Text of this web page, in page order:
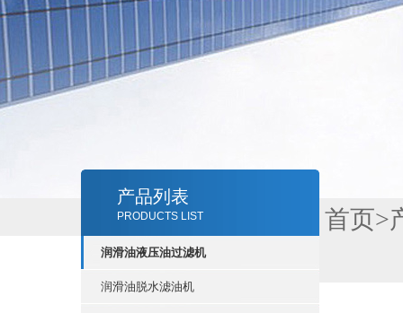
产品列表
PRODUCTS LIST
润滑油液压油过滤机
润滑油脱水滤油机
首页>